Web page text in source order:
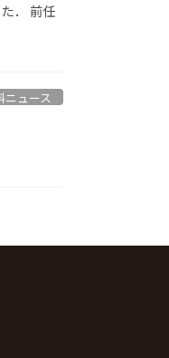
． 前任
ニュース